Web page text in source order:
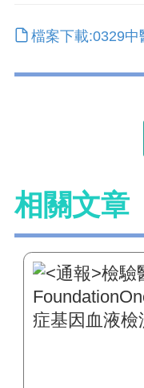
檔案下載:0329中
相關文章